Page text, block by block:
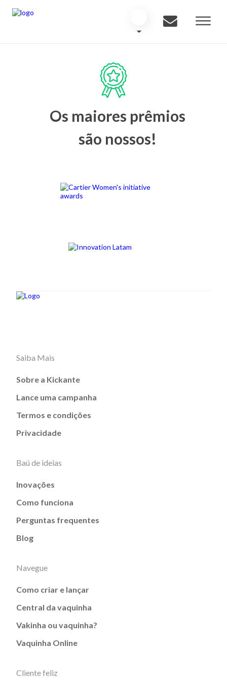
Os maiores prêmios
são nossos!
Saiba Mais
Sobre a Kickante
Lance uma campanha
Termos e condições
Privacidade
Baú de ideias
Inovações
Como funciona
Perguntas frequentes
Blog
Navegue
Como criar e lançar
Central da vaquinha
Vakinha ou vaquinha?
Vaquinha Online
Cliente feliz